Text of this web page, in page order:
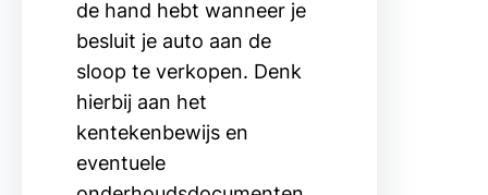
de hand hebt wanneer je
besluit je auto aan de
sloop te verkopen. Denk
hierbij aan het
kentekenbewijs en
eventuele